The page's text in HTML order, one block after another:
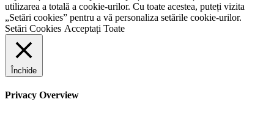
utilizarea a totală a cookie-urilor. Cu toate acestea, puteți vizita
„Setări cookies” pentru a vă personaliza setările cookie-urilor.
Setări Cookies Acceptați Toate
Închide
Privacy Overview